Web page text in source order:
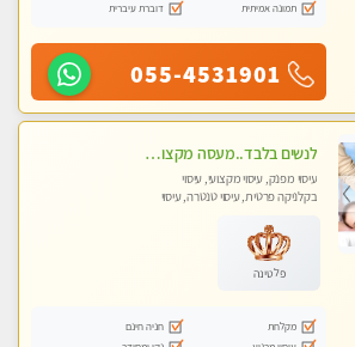
תמונה אמיתית
דוברת עיברית
055-4531901
לנשים בלבד..מעסה מקצועי לנשים בלבד
עיסוי מפנק, עיסוי מקצועי, עיסוי
בקלניקה פרטית, עיסוי טנטרה, עיסוי
פלטינה
מקלחת
חניה חינם